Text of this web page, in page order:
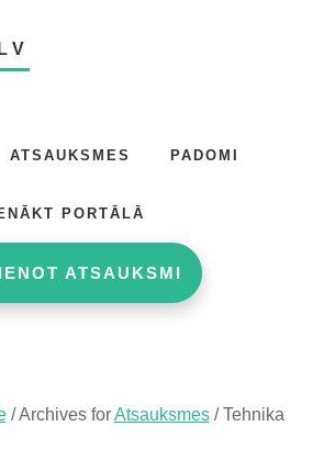
ATSAUKSMES PADOMI
PORTĀLĀ
ATSAUKSMI
/Archives forAtsauksmes /Tehnika